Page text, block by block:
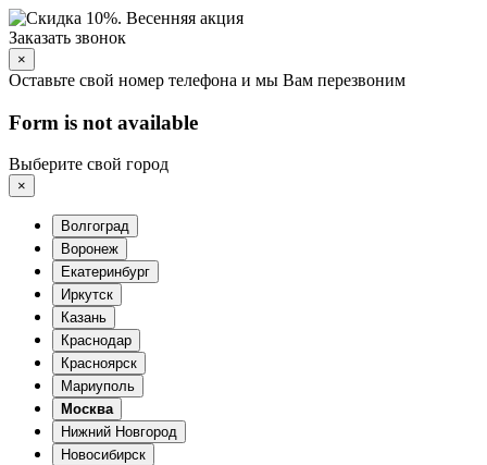
Заказать звонок
×
Оставьте свой номер телефона и мы Вам перезвоним
Form is not available
Выберите свой город
×
Волгоград
Воронеж
Екатеринбург
Иркутск
Казань
Краснодар
Красноярск
Мариуполь
Москва
Нижний Новгород
Новосибирск